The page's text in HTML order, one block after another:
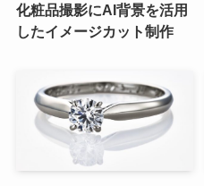
化粧品撮影にAI背景を活用
したイメージカット制作